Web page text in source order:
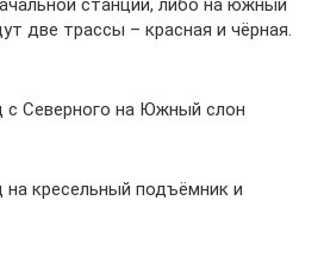
станции, либо на южный
две трассы – красная и чёрная.
с Северного на Южный слон
кресельный подъёмник и